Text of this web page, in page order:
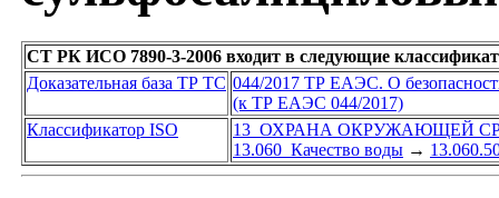
СТ РК ИСО 7890-3-2006 входит в следующие
Доказательная база ТР ТС 044/2017 ТР ЕАЭС. О
(к ТР ЕАЭС 044/2017)
Классификатор ISO
13 ОХРАНА ОКРУЖАЮЩЕЙ
13.060 Качество воды →